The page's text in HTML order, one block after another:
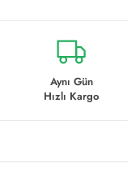
Aynı Gün
Hızlı Kargo